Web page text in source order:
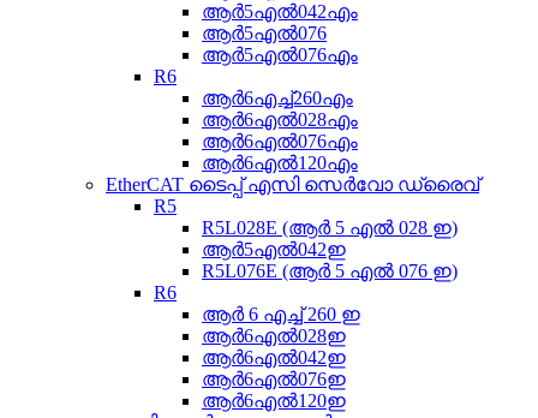
ആർ5എൽ042എം
ആർ5എൽ076
ആർ5എൽ076എം
R6
ആർ6എച്ച്260എം
ആർ6എൽ028എം
ആർ6എൽ076എം
ആർ6എൽ120എം
EtherCAT ടൈപ്പ് എസി സെർവോ ഡ്രൈവ്
R5
R5L028E (ആർ 5 എൽ 028 ഇ)
ആർ5എൽ042ഇ
R5L076E (ആർ 5 എൽ 076 ഇ)
R6
ആർ 6 എച്ച് 260 ഇ
ആർ6എൽ028ഇ
ആർ6എൽ042ഇ
ആർ6എൽ076ഇ
ആർ6എൽ120ഇ